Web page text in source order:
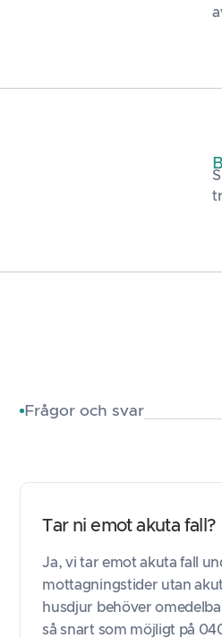
Frågor och svar
Tar ni emot akuta fall?
Ja, vi tar emot akuta fall
mottagningstider utan
husdjur behöver
så snart som möjligt på